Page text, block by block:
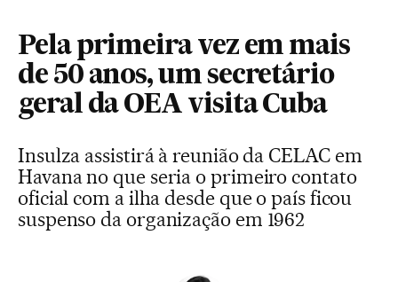
Pela primeira vez em mais
de 50 anos, um secretário
geral da OEA visita Cuba
Insulza assistirá à reunião da CELAC em
Havana no que seria o primeiro contato
oficial com a ilha desde que o país ficou
suspenso da organização em 1962